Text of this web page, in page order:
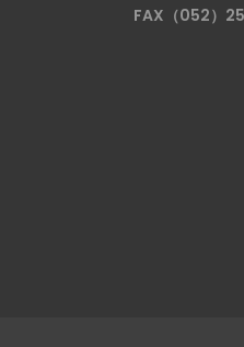
FAX（052）